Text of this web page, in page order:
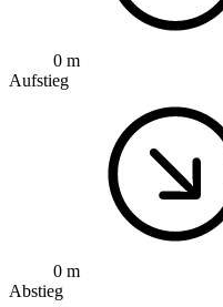
0 m
Aufstieg
0 m
Abstieg